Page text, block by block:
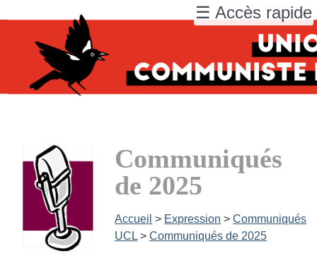
Communiqués
de 2025
Accueil > Expression >Communiqués
UCL >Communiqués de 2025
☰ Accès rapide